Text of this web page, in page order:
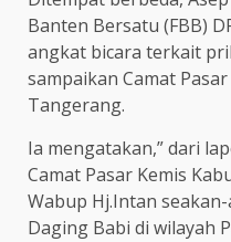
Banten Bersatu (FBB)
angkat bicara terkait
sampaikan Camat
Tangerang.
Ia mengatakan,” dari
Camat Pasar Kemis
Wabup Hj.Intan
Daging Babi di wilayah